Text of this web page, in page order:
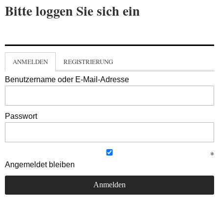
Bitte loggen Sie sich ein
ANMELDEN REGISTRIERUNG
Benutzername oder E-Mail-Adresse
Passwort
Angemeldet bleiben